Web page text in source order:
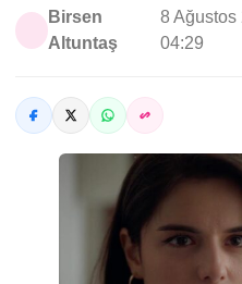
Birsen
Altuntaş
8 Ağustos
04:29